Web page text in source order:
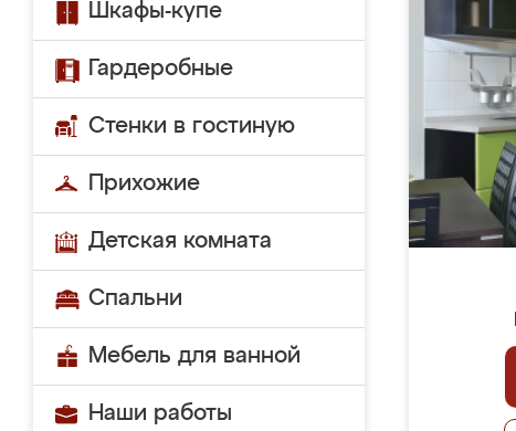
Шкафы-купе
Гардеробные
Стенки в гостиную
Прихожие
Детская комната
Спальни
Мебель для ванной
Наши работы